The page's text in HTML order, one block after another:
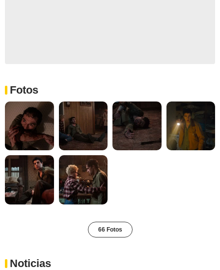
Fotos
66 Fotos
Noticias